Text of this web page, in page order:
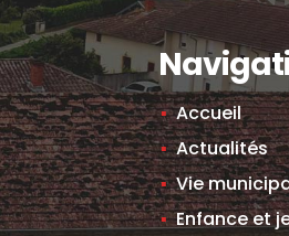
Accueil
Actualités
Vie
Enfance et